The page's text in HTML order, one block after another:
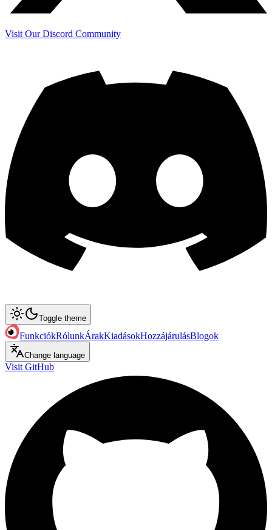
Visit Our Discord Community
Toggle theme
FunkciókRólunkÁrakKiadásokHozzájárulásBlogok
Change language
Visit GitHub